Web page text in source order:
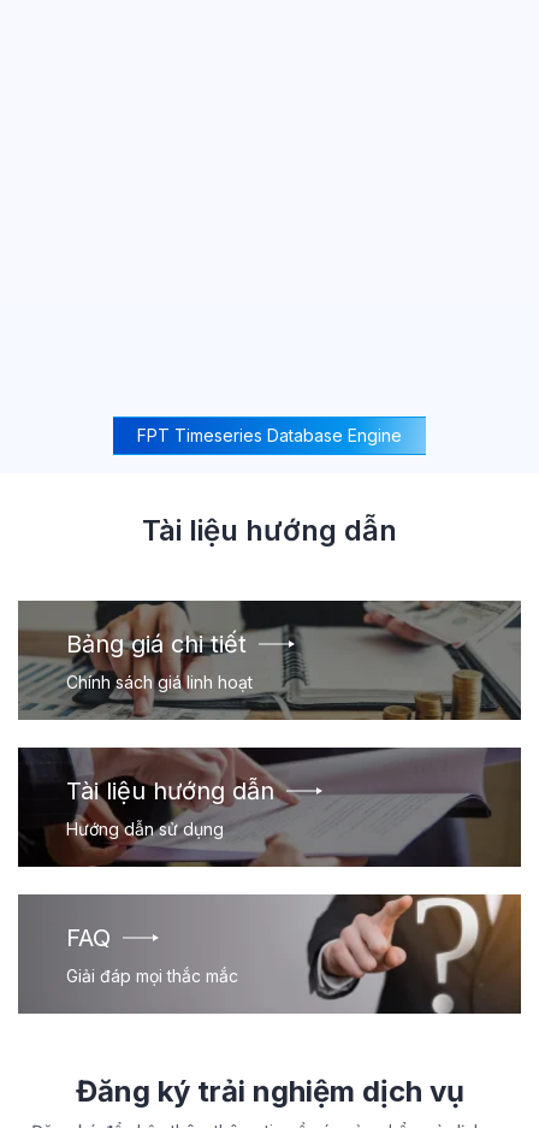
FPT Timeseries Database Engine
Tài liệu hướng dẫn
Bảng giá chi tiết
Chính sách giá linh hoạt
Tài liệu hướng dẫn
Hướng dẫn sử dụng
FAQ
Giải đáp mọi thắc mắc
Đăng ký trải nghiệm dịch vụ